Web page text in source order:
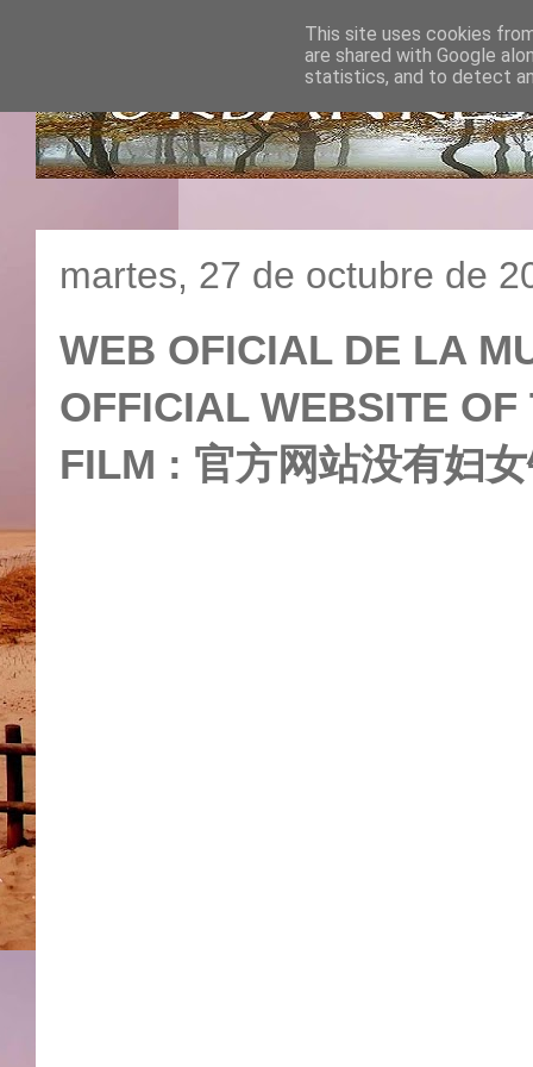
martes, 27 de octubre de
WEB OFICIAL DE LA
OFFICIAL WEBSITE
FILM : 官方网站没有妇
This site uses cookies
are shared with Google
statistics, and to detect